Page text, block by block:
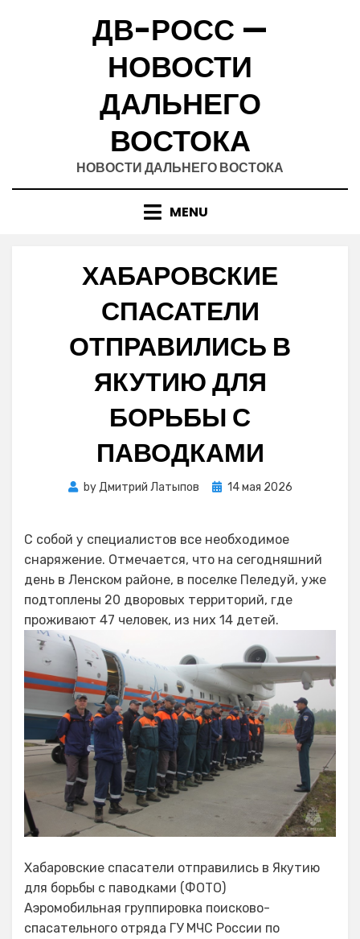
ДВ-РОСС —
НОВОСТИ
ДАЛЬНЕГО
ВОСТОКА
НОВОСТИ ДАЛЬНЕГО ВОСТОКА
MENU
ХАБАРОВСКИЕ
СПАСАТЕЛИ
ОТПРАВИЛИСЬ В
ЯКУТИЮ ДЛЯ
БОРЬБЫ С
ПАВОДКАМИ
byДмитрий Латыпов
Posted
14 мая 2026
С собой у специалистов все необходимое
снаряжение. Отмечается, что на сегодняшний
день в Ленском районе, в поселке Пеледуй, уже
подтоплены 20 дворовых территорий, где
проживают 47 человек, из них 14 детей.
Хабаровские спасатели отправились в Якутию
для борьбы с паводками (ФОТО)
Аэромобильная группировка поисково-
спасательного отряда ГУ МЧС России по